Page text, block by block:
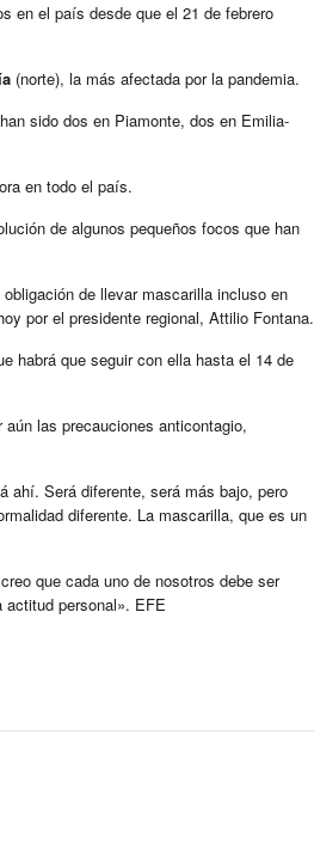
en el país desde que el 21 de febrero
(norte), la más afectada por la pandemia.
sido dos en Piamonte, dos en Emilia-
en todo el país.
de algunos pequeños focos que han
de llevar mascarilla incluso en
por el presidente regional, Attilio Fontana.
habrá que seguir con ella hasta el 14 de
las precauciones anticontagio,
ahí. Será diferente, será más bajo, pero
diferente. La mascarilla, que es un
que cada uno de nosotros debe ser
actitud personal». EFE